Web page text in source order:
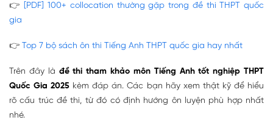
👉
[PDF] 100+ collocation thường gặp trong đề thi THPT quốc
gia
👉 Top 7 bộ sách ôn thi Tiếng Anh THPT quốc gia hay nhất
Trên đây là đề thi tham khảo môn Tiếng Anh tốt nghiệp THPT
Quốc Gia 2025 kèm đáp án. Các bạn hãy xem thật kỹ để hiểu
rõ cấu trúc đề thi, từ đó có định hướng ôn luyện phù hợp nhất
nhé.